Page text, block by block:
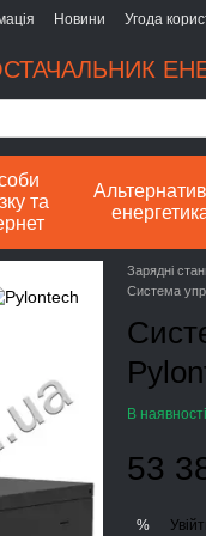
Новини Угода
та
Зарядні
Система
В наявності
53
%